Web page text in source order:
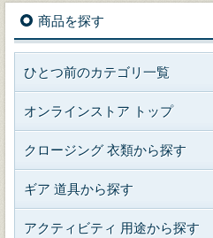
商品を探す
ひとつ前のカテゴリ一覧
オンラインストア トップ
クロージング 衣類から探す
ギア 道具から探す
アクティビティ 用途から探す